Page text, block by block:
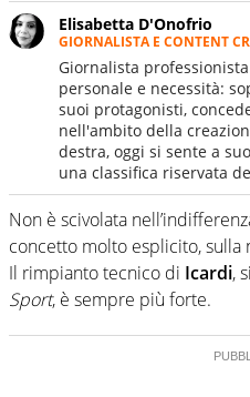
Elisabetta D'Onofrio
GIORNALISTA E CONTENT
Giornalista
personale e necessità:
suoi protagonisti,
nell'ambito della
destra, oggi si sente a
una classifica riservata
Non è scivolata
concetto molto esplicito, sulla
Il rimpianto tecnico di Icardi,
Sport, è sempre più forte.